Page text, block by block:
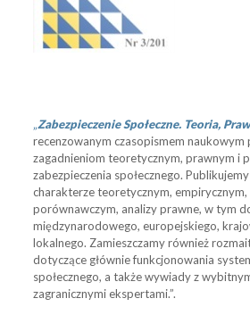
„Zabezpieczenie Społeczne. Teoria,
recenzowanym czasopismem naukowym
zagadnieniom teoretycznym, prawnym i
zabezpieczenia społecznego.
charakterze teoretycznym,
porównawczym, analizy prawne, w tym
międzynarodowego, europejskiego,
lokalnego. Zamieszczamy również
dotyczące głównie funkcjonowania
społecznego, a także wywiady z
zagranicznymi ekspertami.”.